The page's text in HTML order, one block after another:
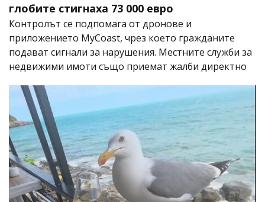
глобите стигнаха 73 000 евро
Контролът се подпомага от дронове и
приложението MyCoast, чрез което гражданите
подават сигнали за нарушения. Местните служби за
недвижими имоти също приемат жалби директно